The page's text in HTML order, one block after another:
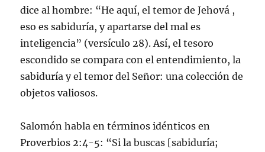
dice al hombre: “He aquí, el temor de Jehová ,
eso es sabiduría, y apartarse del mal es
inteligencia” (versículo 28). Así, el tesoro
escondido se compara con el entendimiento, la
sabiduría y el temor del Señor: una colección de
objetos valiosos.
Salomón habla en términos idénticos en
Proverbios 2:4-5: “Si la buscas [sabiduría;